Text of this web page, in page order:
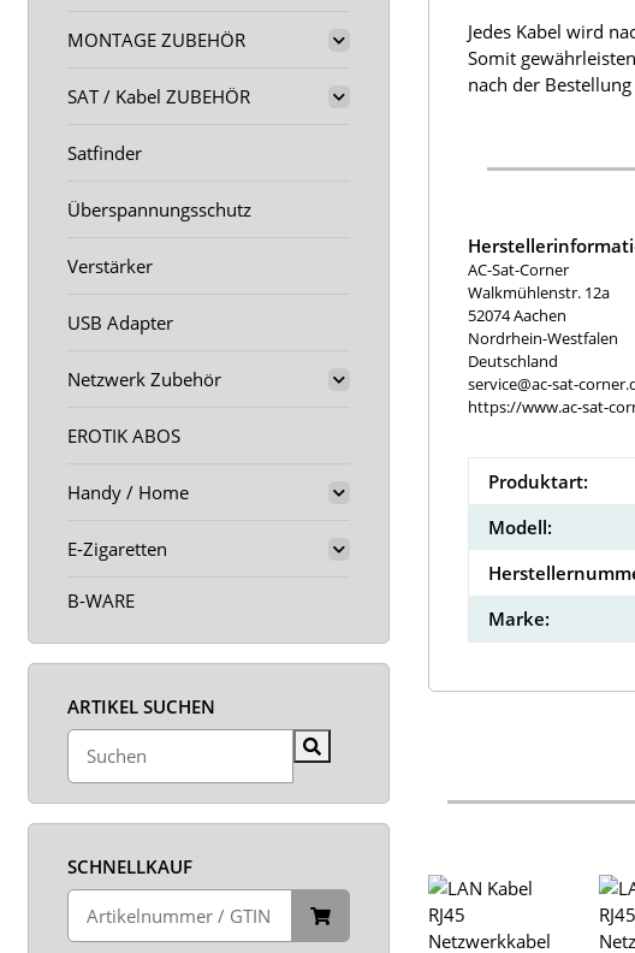
Jedes Kabel wird
Somit
nach der
AC-Sat-Corner
Walkmühlenstr. 12a
52074 Aachen
Nordrhein-Westfalen
Deutschland
service@ac-sat-
https://www.ac-sat-
Produktart:
Modell:
Marke:
MONTAGE ZUBEHÖR
SAT / Kabel ZUBEHÖR
Satfinder
Überspannungsschutz
Verstärker
USB Adapter
Netzwerk Zubehör
EROTIK ABOS
Handy / Home
E-Zigaretten
B-WARE
ARTIKEL SUCHEN
SCHNELLKAUF